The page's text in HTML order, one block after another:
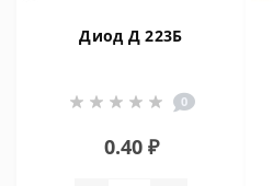
Диод Д 223Б
0
0.40 ₽